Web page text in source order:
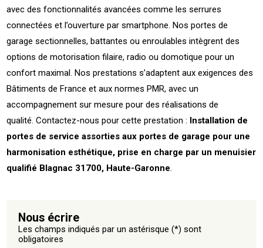
avec des fonctionnalités avancées comme les serrures
connectées et l’ouverture par smartphone. Nos portes de
garage sectionnelles, battantes ou enroulables intègrent des
options de motorisation filaire, radio ou domotique pour un
confort maximal. Nos prestations s’adaptent aux exigences des
Bâtiments de France et aux normes PMR, avec un
accompagnement sur mesure pour des réalisations de
qualité. Contactez-nous pour cette prestation : Installation de
portes de service assorties aux portes de garage pour une
harmonisation esthétique, prise en charge par un menuisier
qualifié Blagnac 31700, Haute-Garonne.
Nous écrire
Les champs indiqués par un astérisque (*) sont
obligatoires